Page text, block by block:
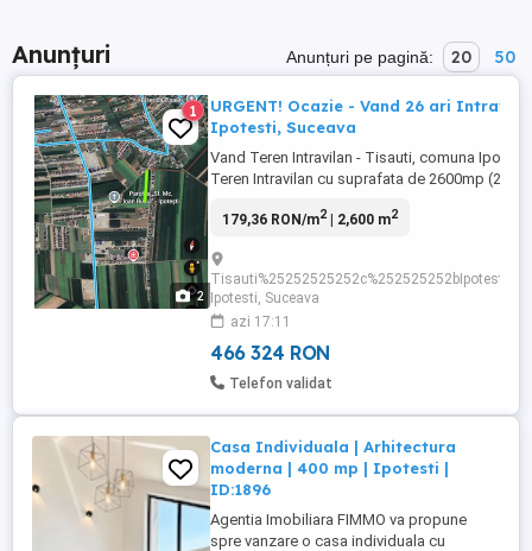
Anunțuri Anunțuri pe pagină: 20 50
2
1
URGENT! Ocazie - Vand 26 ari
Ipotesti, Suceava
Vand Teren Intravilan - Tisauti, comuna
Teren Intravilan cu suprafata de 2600mp (26
Ipotesti. Deschidere la drum 10,5m. Utilitati
drept, zona fiind ...
179,36 RON/m2| 2,600 m2
Ipotesti, Suceava
azi 17:11
466 324 RON
Telefon validat
Casa Individuala | Arhitectura
moderna | 400 mp | Ipotesti |
ID:1896
Agentia Imobiliara FIMMO va propune
spre vanzare o casa individuala cu